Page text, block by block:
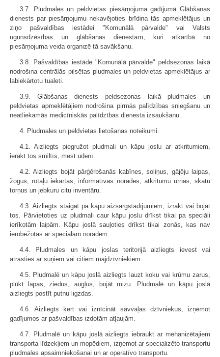
3.7. Pludmales un peldvietas piesārņojuma gadījumā Glābšanas
dienests par piesārņojumu nekavējoties brīdina tās apmeklētājus un
ziņo pašvaldības iestādei "Komunālā pārvalde" vai Valsts
ugunsdzēsības un glābšanas dienestam, kuri atkarībā no
piesārņojuma veida organizē tā savākšanu.
3.8. Pašvaldības iestāde "Komunālā pārvalde" peldsezonas laikā
nodrošina centrālās pilsētas pludmales un peldvietas apmeklētājus ar
labiekārtotu tualeti.
3.9. Glābšanas dienests peldsezonas laikā pludmales un
peldvietas apmeklētājiem nodrošina pirmās palīdzības sniegšanu un
neatliekamās medicīniskās palīdzības dienesta izsaukšanu.
4. Pludmales un peldvietas lietošanas noteikumi.
4.1. Aizliegts piegružot pludmali un kāpu joslu ar atkritumiem,
ierakt tos smiltīs, mest ūdenī.
4.2. Aizliegts bojāt pārģērbšanās kabīnes, soliņus, gājēju laipas,
žogus, rotaļu iekārtas, informatīvās norādes, atkritumu urnas, skatu
torņus un jebkuru citu inventāru.
4.3. Aizliegts staigāt pa kāpu aizsargstādījumiem, izrakt vai bojāt
tos. Pārvietoties uz pludmali caur kāpu joslu drīkst tikai pa speciāli
ierīkotām laipām. Kāpu joslā sauļoties drīkst tikai zonās, kas nav
ierobežotas ar speciālām norādēm.
4.4. Pludmales un kāpu joslas teritorijā aizliegts ievest vai
atrasties ar suņiem vai citiem mājdzīvniekiem.
4.5. Pludmalē un kāpu joslā aizliegts lauzt koku vai krūmu zarus,
plūkt lapas, ziedus, augļus, bojāt mizu. Pludmalē un kāpu joslā
aizliegts postīt putnu ligzdas.
4.6. Aizliegts ķert vai iznīcināt savvaļas dzīvniekus, izņemot
gadījumos ar pašvaldības izdotām atļaujām.
4.7. Pludmalē un kāpu joslā aizliegts iebraukt ar mehanizētajiem
transporta līdzekļiem un mopēdiem, izņemot ar specializēto transportu
pludmales apsaimniekošanai un ar operatīvo transportu.